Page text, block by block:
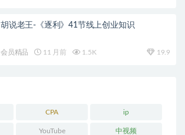
胡说老王-《逐利》41节线上创业知识
会员精品 11 月前 1.5K 19.9
CPA ip
YouTube 中视频